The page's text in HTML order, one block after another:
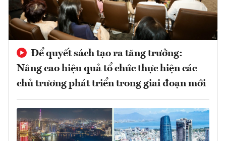
Để quyết sách tạo ra tăng trưởng:
Nâng cao hiệu quả tổ chức thực hiện các
chủ trương phát triển trong giai đoạn mới